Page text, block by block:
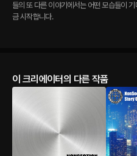
들의 또 다른 이야기에서는 어떤 모습들이
금 시작합니다.
이 크리에이터의 다른 작품